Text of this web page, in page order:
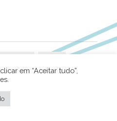
CATOLICISMO CISMA
em “Aceitar tudo”,